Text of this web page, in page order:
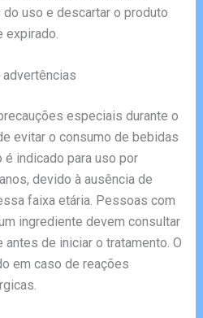
uso e descartar o produto
especiais durante o
evitar o consumo de bebidas
é indicado para uso por
devido à ausência de
faixa etária. Pessoas com
ingrediente devem consultar
de iniciar o tratamento. O
em caso de reações